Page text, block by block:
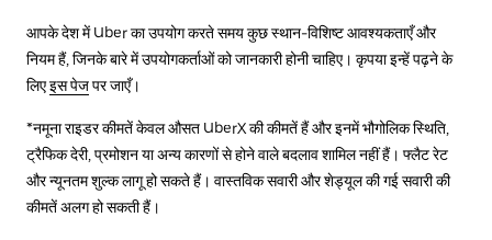
आपके देश में Uber का उपयोग करते समय कुछ स्थान-विशिष्ट आवश्यकताएँ और
नियम हैं, जिनके बारे में उपयोगकर्ताओं को जानकारी होनी चाहिए। कृपया इन्हें पढ़ने के
लिएइस पेजपर जाएँ।
*नमूना राइडर कीमतें केवल औसत UberX की कीमतें हैं और इनमें भौगोलिक स्थिति,
ट्रैफिक देरी, प्रमोशन या अन्य कारणों से होने वाले बदलाव शामिल नहीं हैं। फ्लैट रेट
और न्यूनतम शुल्क लागू हो सकते हैं। वास्तविक सवारी और शेड्यूल की गई सवारी की
कीमतें अलग हो सकती हैं।